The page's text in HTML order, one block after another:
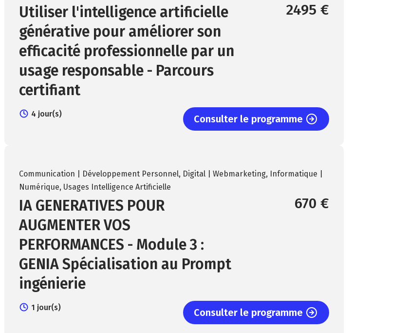
Utiliser l'intelligence artificielle
générative pour améliorer son
efficacité professionnelle par un
usage responsable - Parcours
certifiant
2495 €
4 jour(s) Consulter le programme
Communication | Développement Personnel, Digital | Webmarketing, Informatique |
Numérique, Usages Intelligence Artificielle
IA GENERATIVES POUR
AUGMENTER VOS
PERFORMANCES - Module 3 :
GENIA Spécialisation au Prompt
ingénierie
670 €
1 jour(s) Consulter le programme